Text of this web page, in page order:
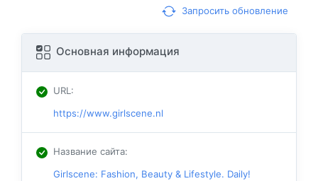
Запросить обновление
Основная информация
URL:
https://www.girlscene.nl
Название сайта:
Girlscene: Fashion, Beauty & Lifestyle. Daily!